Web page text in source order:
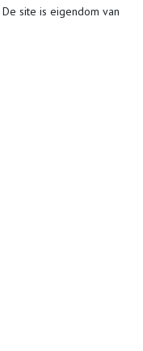
De site is eigendom van